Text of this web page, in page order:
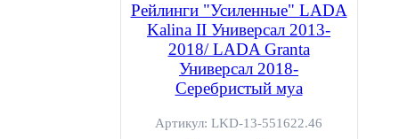
Рейлинги "Усиленные" LADA
Kalina II Универсал 2013-
2018/ LADA Granta
Универсал 2018-
Серебристый муа
Артикул: LKD-13-551622.46